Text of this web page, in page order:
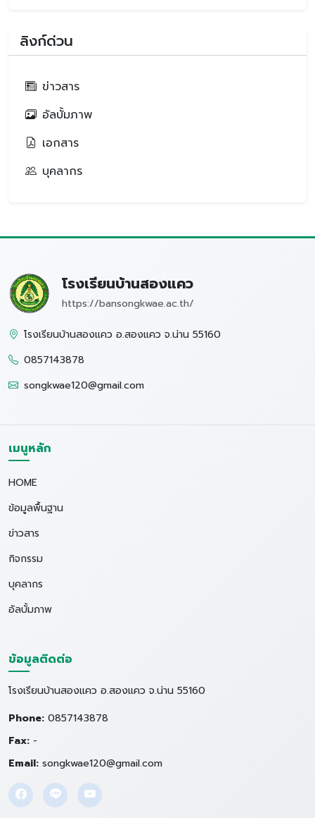
ลิงก์ด่วน
ข่าวสาร
อัลบั้มภาพ
เอกสาร
บุคลากร
โรงเรียนบ้านสองแคว
https://bansongkwae.ac.th/
โรงเรียนบ้านสองแคว อ.สองแคว จ.น่าน 55160
0857143878
songkwae120@gmail.com
เมนูหลัก
HOME
ข้อมูลพื้นฐาน
ข่าวสาร
กิจกรรม
บุคลากร
อัลบั้มภาพ
ข้อมูลติดต่อ
โรงเรียนบ้านสองแคว อ.สองแคว จ.น่าน 55160
Phone: 0857143878
Fax: -
Email: songkwae120@gmail.com